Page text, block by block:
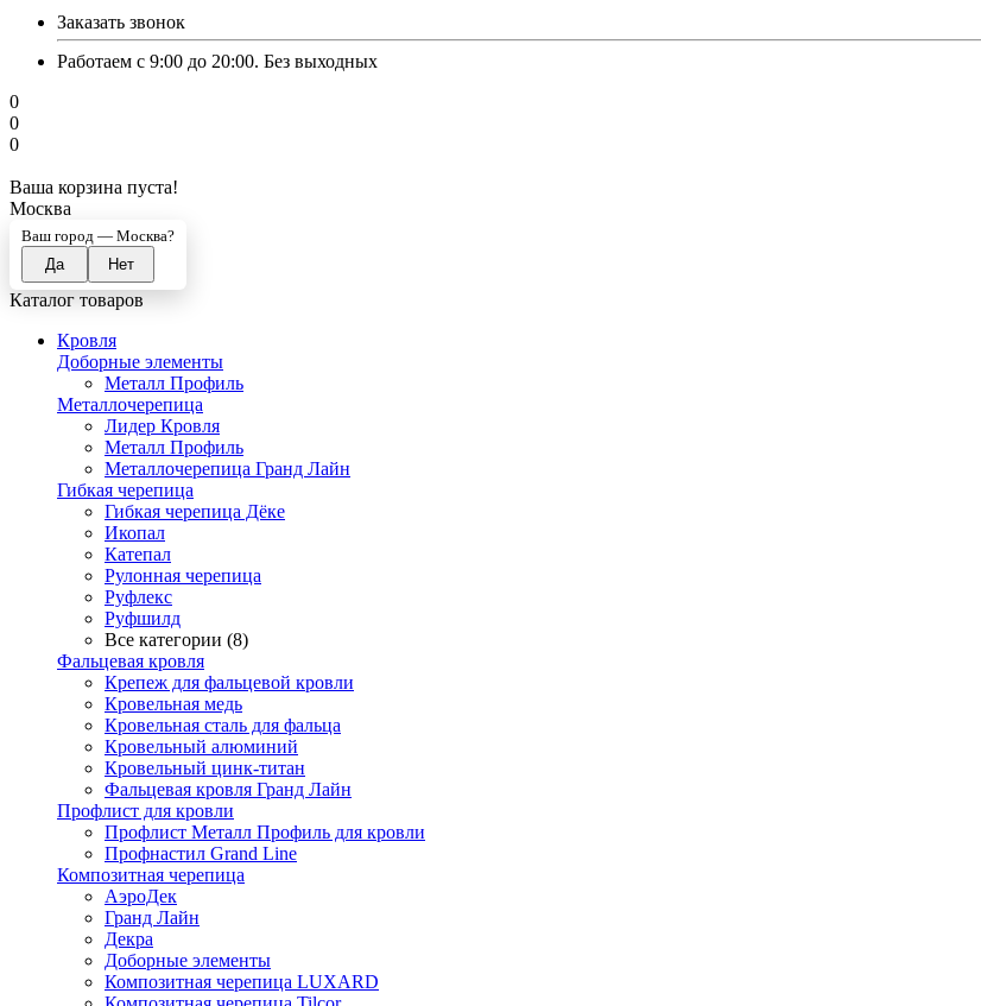
Заказать звонок
Работаем с 9:00 до 20:00. Без выходных
0
0
0
Ваша корзина пуста!
Москва
Ваш город — Москва?
Каталог товаров
Кровля
Доборные элементы
Металл Профиль
Металлочерепица
Лидер Кровля
Металл Профиль
Металлочерепица Гранд Лайн
Гибкая черепица
Гибкая черепица Дёке
Икопал
Катепал
Рулонная черепица
Руфлекс
Руфшилд
Все категории (8)
Фальцевая кровля
Крепеж для фальцевой кровли
Кровельная медь
Кровельная сталь для фальца
Кровельный алюминий
Кровельный цинк-титан
Фальцевая кровля Гранд Лайн
Профлист для кровли
Профлист Металл Профиль для кровли
Профнастил Grand Line
Композитная черепица
АэроДек
Гранд Лайн
Декра
Доборные элементы
Композитная черепица LUXARD